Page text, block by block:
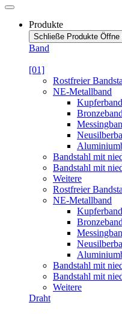
Produkte
Schließe Produkte Öffne
Band
[01]
Rostfreier
NE-Metallband
Kupferband
Bronzeband
Bandstahl mit
Bandstahl mit
Weitere
Rostfreier
NE-Metallband
Kupferband
Bronzeband
Bandstahl mit
Bandstahl mit
Weitere
Draht